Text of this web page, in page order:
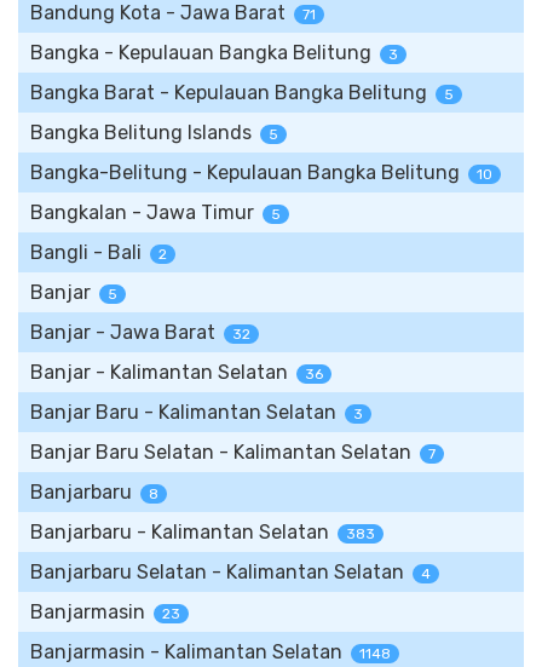
Bandung Kota - Jawa Barat 71
Bangka - Kepulauan Bangka Belitung 3
Bangka Barat - Kepulauan Bangka Belitung 5
Bangka Belitung Islands 5
Bangka-Belitung - Kepulauan Bangka Belitung 10
Bangkalan - Jawa Timur 5
Bangli - Bali 2
Banjar 5
Banjar - Jawa Barat 32
Banjar - Kalimantan Selatan 36
Banjar Baru - Kalimantan Selatan 3
Banjar Baru Selatan - Kalimantan Selatan 7
Banjarbaru 8
Banjarbaru - Kalimantan Selatan 383
Banjarbaru Selatan - Kalimantan Selatan 4
Banjarmasin 23
Banjarmasin - Kalimantan Selatan 1148